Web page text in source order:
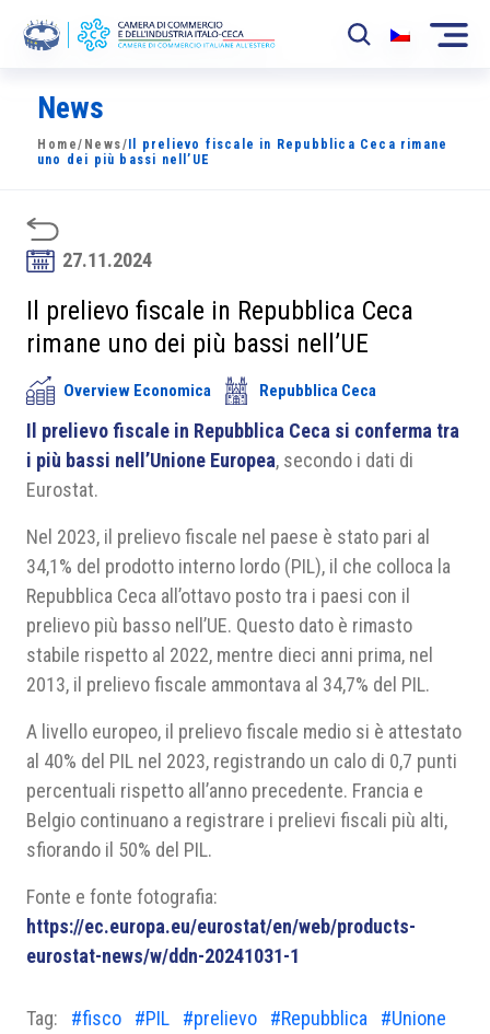
La Camera
News
Sviluppo Mercato
Soci
Partner
Progetti
Area riservata
News
Home/ News/ Il prelievo fiscale in Repubblica Ceca rimane
uno dei più bassi nell’UE
27.11.2024
Il prelievo fiscale in Repubblica Ceca
rimane uno dei più bassi nell’UE
Overview Economica Repubblica Ceca
Il prelievo fiscale in Repubblica Ceca si conferma tra
i più bassi nell’Unione Europea, secondo i dati di
Eurostat.
Nel 2023, il prelievo fiscale nel paese è stato pari al
34,1% del prodotto interno lordo (PIL), il che colloca la
Repubblica Ceca all’ottavo posto tra i paesi con il
prelievo più basso nell’UE. Questo dato è rimasto
stabile rispetto al 2022, mentre dieci anni prima, nel
2013, il prelievo fiscale ammontava al 34,7% del PIL.
A livello europeo, il prelievo fiscale medio si è attestato
al 40% del PIL nel 2023, registrando un calo di 0,7 punti
percentuali rispetto all’anno precedente. Francia e
Belgio continuano a registrare i prelievi fiscali più alti,
sfiorando il 50% del PIL.
Fonte e fonte fotografia:
https://ec.europa.eu/eurostat/en/web/products-
eurostat-news/w/ddn-20241031-1
Tag: #fisco #PIL
#prelievo
#Repubblica
#Unione